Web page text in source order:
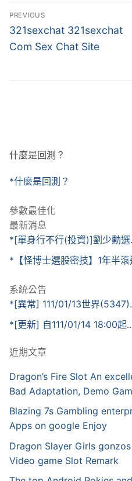
文
章
導
PREVIOUS
Previous
post:
321sexchat 321sexchat
Com Sex Chat Site
什麼是回測？
*什麼是回測？
參數最佳化
最新消息
*[單身行不行(投資)]劉少勳選
*【怪博士選股密技】1年半滾
系統公告
*[異常] 111/01/13世界
*[更新] 自111/01/14 18:00起
近期文章
Dragon’s Fire Slot An
Bad Adaptation, Demo
Blazing 7s Gambling
Apps on google Enjoy
Dragon Slayer Girls
Video game Slot Remark